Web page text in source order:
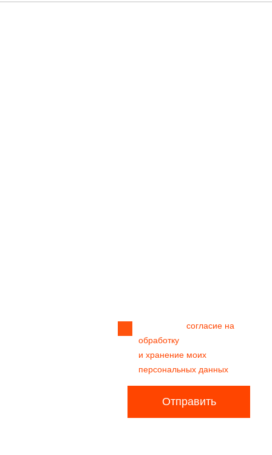
Я даю своёсогласие на
обработку
и хранение моих
персональных данных
Отправить